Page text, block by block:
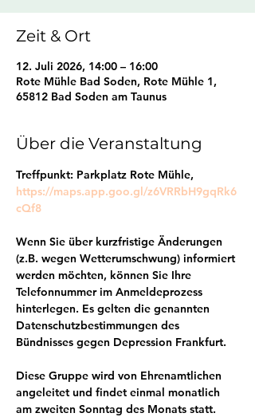
Zeit & Ort
12. Juli 2026, 14:00 – 16:00
Rote Mühle Bad Soden, Rote Mühle 1,
65812 Bad Soden am Taunus
Über die Veranstaltung
Treffpunkt: Parkplatz Rote Mühle,
https://maps.app.goo.gl/z6VRRbH9gqRk6
cQf8
Wenn Sie über kurzfristige Änderungen
(z.B. wegen Wetterumschwung) informiert
werden möchten, können Sie Ihre
Telefonnummer im Anmeldeprozess
hinterlegen. Es gelten die genannten
Datenschutzbestimmungen des
Bündnisses gegen Depression Frankfurt.
Diese Gruppe wird von Ehrenamtlichen
angeleitet und findet einmal monatlich
am zweiten Sonntag des Monats statt.